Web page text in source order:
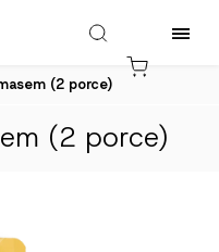
(2 porce)
(2 porce)